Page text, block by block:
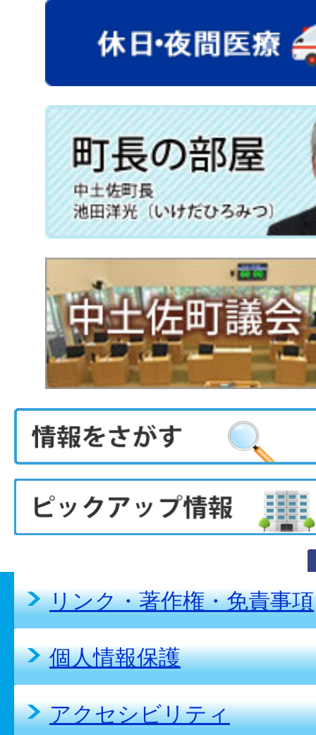
リンク・著作権・免責事項
個人情報保護
アクセシビリティ